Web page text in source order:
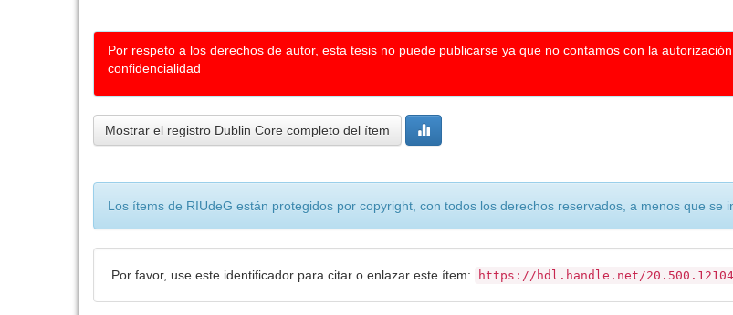
Por respeto a los derechos de autor, esta tesis no puede publicarse ya que no contamos con la
confidencialidad
Mostrar el registro Dublin Core completo del ítem
Los ítems de RIUdeG están protegidos por copyright, con todos los derechos reservados, a menos que se
Por favor, use este identificador para citar o enlazar este ítem: https://hdl.handle.net/